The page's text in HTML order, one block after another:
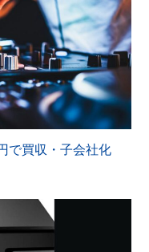
で買収・子会社化